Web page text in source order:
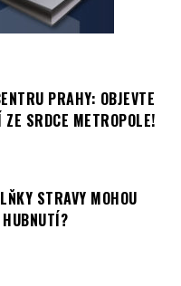
PRAHY: OBJEVTE
ZE SRDCE METROPOLE!
STRAVY MOHOU